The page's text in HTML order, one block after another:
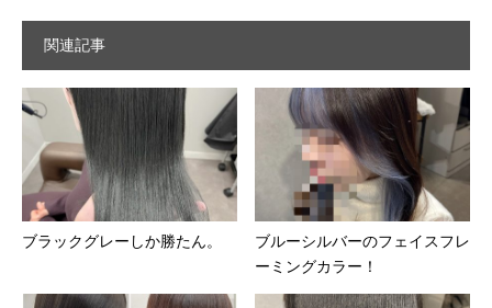
関連記事
ブラックグレーしか勝たん。
ブルーシルバーのフェイスフレ
ーミングカラー！